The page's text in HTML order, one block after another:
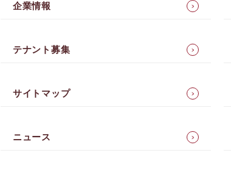
企業情報
テナント募集
サイトマップ
ニュース